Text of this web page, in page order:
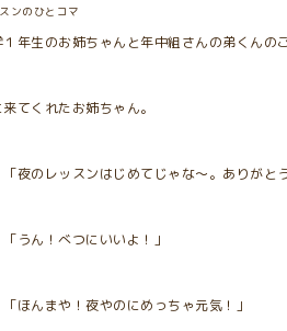
ンのひとコマ
年生のお姉ちゃんと年中組さんの弟くんの
てくれたお姉ちゃん。
夜のレッスンはじめてじゃな～。ありがと
うん！べつにいいよ！」
ほんまや！夜やのにめっちゃ元気！」